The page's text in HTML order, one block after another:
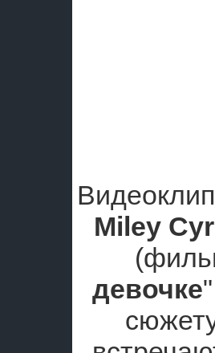
Miley
девочке